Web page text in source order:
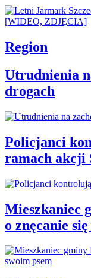
Region
Utrudnienia
drogach
Policjanci
ramach akcji
Mieszkaniec
o znęcanie